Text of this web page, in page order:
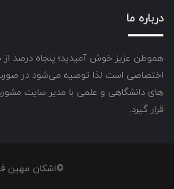
درباره ما
هموطن عزیز خوش آمیدید؛ پنجاه درصد
اختصاصی است لذا توصیه می‌شود در صورت
های دانشگاهی و علمی با مدیر سایت مشورت
قرار گیرد.
©اشکان مهین فلاح